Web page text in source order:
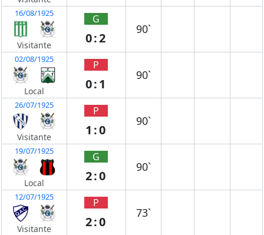
16/08/1925
Visitante
G
0:2
90`
02/08/1925
Local
P
0:1
90`
26/07/1925
Visitante
P
1:0
90`
19/07/1925
Local
G
2:0
90`
12/07/1925
Visitante
P
2:0
73`